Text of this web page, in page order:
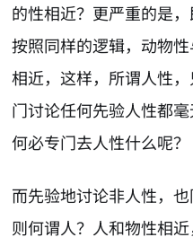
的性相近？更严重的是，
按照同样的逻辑，动物
相近，这样，所谓人性
门讨论任何先验人性都
何必专门去人性什么呢？
而先验地讨论非人性，也
则何谓人？人和物性相